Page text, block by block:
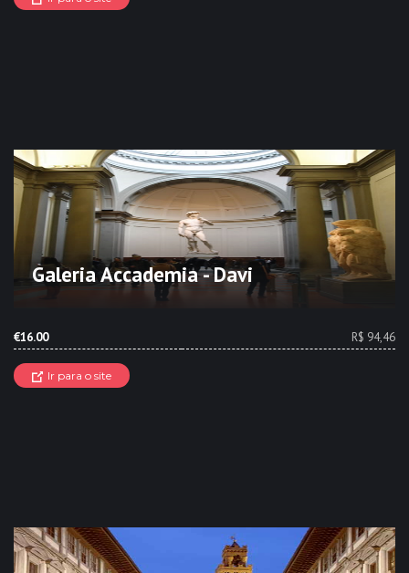
Galeria Accademia - Davi
€16.00 R$ 94,46
Ir para o site